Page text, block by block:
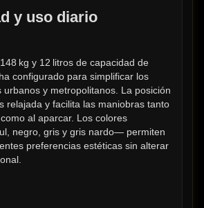
y uso diario
kg y 12 litros de capacidad de
configurado para simplificar los
urbanos y metropolitanos. La posición
relajada y facilita las maniobras tanto
al aparcar. Los colores
negro, gris y gris nardo— permiten
preferencias estéticas sin alterar